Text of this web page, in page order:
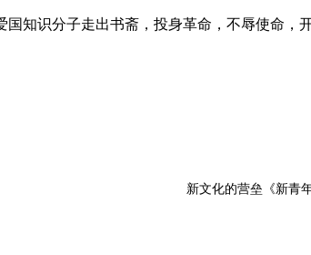
知识分子走出书斋，投身革命，不辱使命，
新文化的营垒《新青年